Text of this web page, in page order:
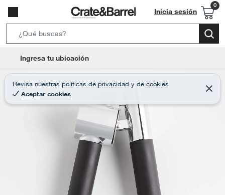
Inicia sesión
e
r
c
B
a
t
Ingresa tu ubicación
Revisa nuestras políticas de privacidad y de cookies
Aceptar cookies
C
e
r